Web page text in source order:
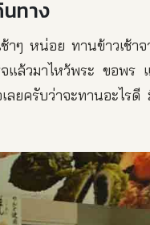
ทาง
าๆ หน่อย ทานข้าวเช้า
จแล้วมาไหว้พระ ขอพ
ลยครับว่าจะทานอะไ